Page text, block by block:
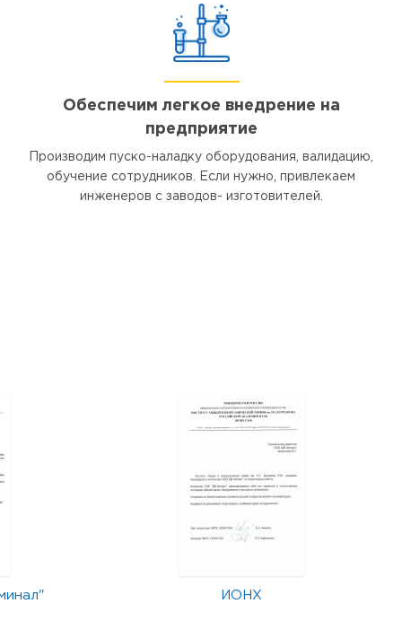
Обеспечим легкое внедрение на
предприятие
Производим пуско-наладку оборудования, валидацию,
обучение сотрудников. Если нужно, привлекаем
инженеров с заводов- изготовителей.
ИОНХ